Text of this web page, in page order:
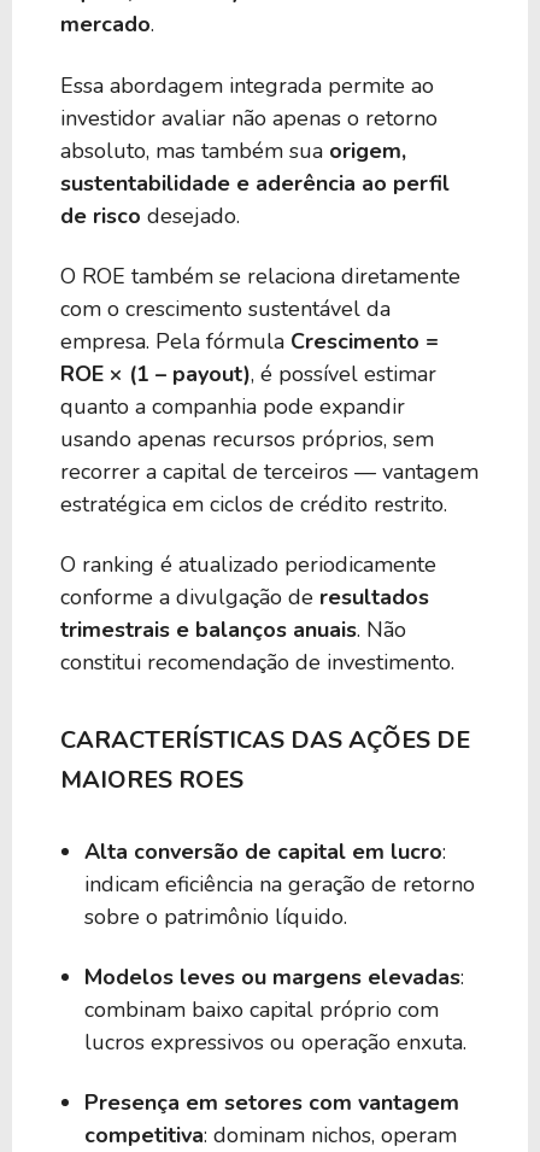
mercado.
Essa abordagem integrada permite ao
investidor avaliar não apenas o retorno
absoluto, mas também sua origem,
sustentabilidade e aderência ao perfil
de risco desejado.
O ROE também se relaciona diretamente
com o crescimento sustentável da
empresa. Pela fórmula Crescimento =
ROE × (1 – payout), é possível estimar
quanto a companhia pode expandir
usando apenas recursos próprios, sem
recorrer a capital de terceiros — vantagem
estratégica em ciclos de crédito restrito.
O ranking é atualizado periodicamente
conforme a divulgação de resultados
trimestrais e balanços anuais. Não
constitui recomendação de investimento.
CARACTERÍSTICAS DAS AÇÕES DE
MAIORES ROES
Alta conversão de capital em lucro:
indicam eficiência na geração de retorno
sobre o patrimônio líquido.
Modelos leves ou margens elevadas:
combinam baixo capital próprio com
lucros expressivos ou operação enxuta.
Presença em setores com vantagem
competitiva: dominam nichos, operam